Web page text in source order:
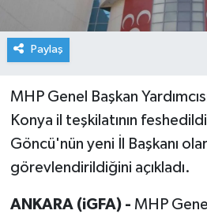
Paylaş
MHP Genel Başkan
Konya il teşkilatının
Göncü'nün yeni İl Başkanı
görevlendirildiğini açıkladı.
ANKARA (iGFA) - MHP